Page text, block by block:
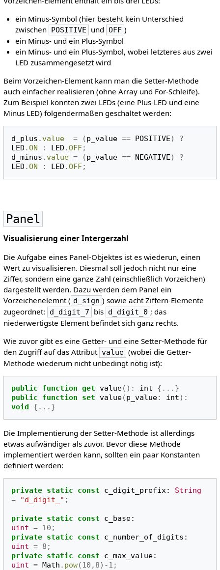
ein Minus-Symbol (hier besteht kein Unterschied
zwischen POSITIVE und OFF )
ein Minus- und ein Plus-Symbol
ein Minus- und ein Plus-Symbol, wobei letzteres aus zwei
LED zusammengesetzt wird
Beim Vorzeichen-Element kann man die Setter-Methode
auch einfacher realisieren (ohne Array und For-Schleife).
Zum Beispiel könnten zwei LEDs (eine Plus-LED und eine
Minus LED) folgendermaßen geschaltet werden:
d_plus . value = (p_value == POSITIVE)
?
LED .ON : LED .OFF;
d_minus . value = (p_value == NEGATIVE)
?
LED .ON : LED .OFF;
Panel
Visualisierung einer Intergerzahl
Die Aufgabe eines Panel-Objektes ist es wiederun, einen
Wert zu visualisieren. Diesmal soll jedoch nicht nur eine
Ziffer, sondern eine ganze Zahl (einschließlich Vorzeichen)
dargestellt werden. Dazu werden dem Panel ein
Vorzeichenelemnt ( d_sign ) sowie acht Ziffern-Elemente
zugeordnet:
d_digit_7 bis d_digit_0 ; das
niederwertigste Element befindet sich ganz rechts.
Wie zuvor gibt es eine Getter- und eine Setter-Methode für
den Zugriff auf das Attribut value (wobei die Getter-
Methode wiederum nicht unbedingt nötig ist):
public function get value(): int
{...}
public
function set value(p_value: int):
void
{...}
Die Implementierung der Setter-Methode ist allerdings
etwas aufwändiger als zuvor. Bevor diese Methode
implementiert werden kann, sollten ein paar Konstanten
definiert werden:
private static const c_digit_prefix:
String
=
"d_digit_" ;
private static const c_base:
uint = 10 ;
private static const c_number_of_digits :
uint = 8 ;
private static const c_max_value:
uint = Math . pow(10 , 8)-1 ;